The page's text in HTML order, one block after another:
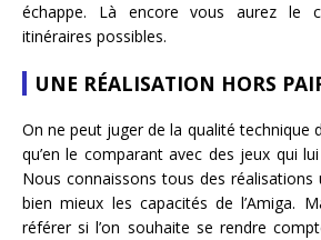
échappe. Là encore vous aurez le
itinéraires possibles.
UNE RÉALISATION HORS
On ne peut juger de la qualité technique
qu’en le comparant avec des jeux qui
Nous connaissons tous des réalisations
bien mieux les capacités de l’Amiga.
référer si l’on souhaite se rendre